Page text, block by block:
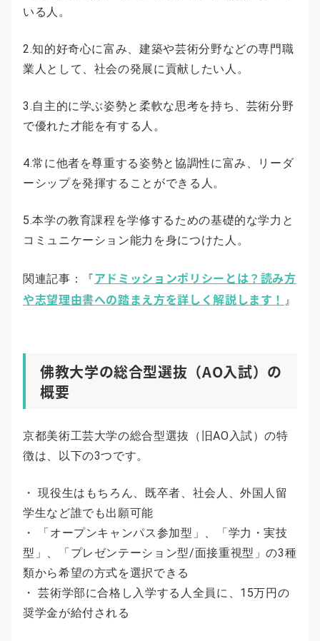
いる人。
2.知的好奇心に富み、建築や芸術分野などの専門職
業人として、社会の発展に貢献したい人。
3.自主的に学ぶ姿勢と柔軟な思考を持ち、芸術分野
で優れた才能を有する人。
4.常に他者を尊重する姿勢と協調性に富み、リーダ
ーシップを発揮することができる人。
5.本学の教育課程を学修するための基礎的な学力と
コミュニケーション能力を身につけた人。
関連記事：『アドミッションポリシーとは？読み方
や志望理由書への踏まえ方を詳しく解説します！ 』
佛教大学の総合型選抜（AO入試）の
概要
京都美術工芸大学の総合型選抜（旧AO入試）の特
徴は、以下の3つです。
・ 現役生はもちろん、既卒者、社会人、外国人留
学生など誰でも出願可能
・ 「オープンキャンパス参加型」、「学力・実技
型」、「プレゼンテーション型/面接重視型」の3種
類から希望の方式を選択できる
・ 芸術学部に合格し入学する人全員に、15万円の
奨学金が給付される